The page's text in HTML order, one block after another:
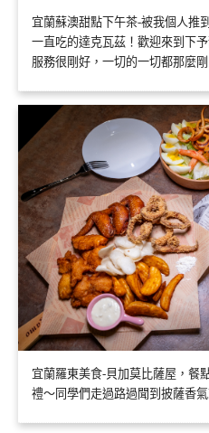
宜蘭蘇澳甜點下午茶-被我個人推
一直吃的達克瓦茲！歡迎來到下
服務很剛好，一切的一切都那麼剛
宜蘭羅東美食-貝加莫比薩屋，餐
禮～同學們走過路過聞到披薩香